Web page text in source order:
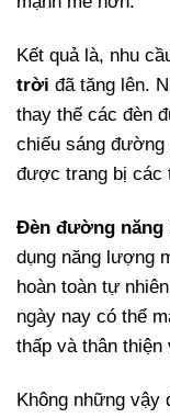
Kết quả là, nhu
trời đã tăng lên.
thay thế các đèn
chiếu sáng
được trang bị các
Đèn đường
dụng năng lượng
hoàn toàn tự
ngày nay có thể
thấp và thân
Không những vậy